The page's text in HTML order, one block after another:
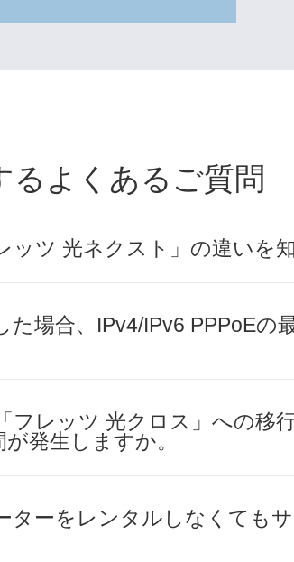
るよくあるご質問
ッツ 光ネクスト」の違いを
た場合、IPv4/IPv6 PPPoEの
フレッツ 光クロス」への移
発生しますか。
ターをレンタルしなくても